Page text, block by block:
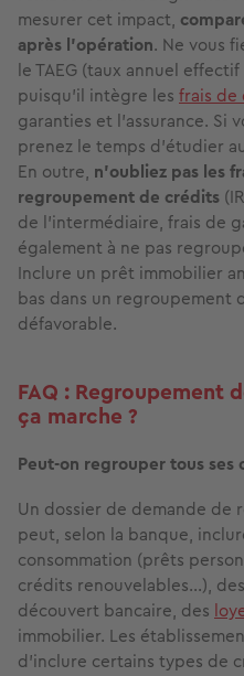
mesurer cet impact,
après l’opération. Ne vous
le TAEG (taux annuel
puisqu’il intègre les frais de
garanties et l’assurance. Si
prenez le temps d’étudier
En outre, n’oubliez pas les
regroupement de crédits
de l’intermédiaire, frais de
également à ne pas
Inclure un prêt immobilier
bas dans un regroupement
défavorable.
FAQ :
ça marche ?
Peut-on regrouper tous ses
Un dossier de demande
peut, selon la banque,
consommation (prêts
crédits renouvelables…),
découvert bancaire, des
immobilier. Les
d’inclure certains types de